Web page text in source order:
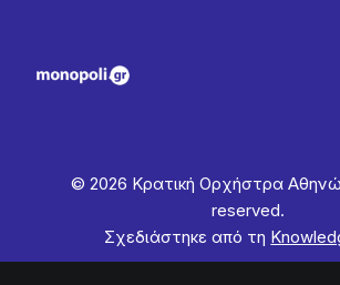
© 2026 Κρατική Ορχήστρα
reserved.
Σχεδιάστηκε από τη